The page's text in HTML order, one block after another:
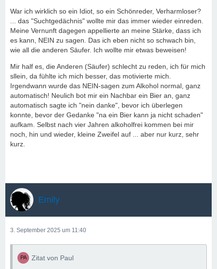
War ich wirklich so ein Idiot, so ein Schönreder, Verharmloser?
... das "Suchtgedächnis" wollte mir das immer wieder einreden.
Meine Vernunft dagegen appellierte an meine Stärke, dass ich
es kann, NEIN zu sagen. Das ich eben nicht so schwach bin,
wie all die anderen Säufer. Ich wollte mir etwas beweisen!
Mir half es, die Anderen (Säufer) schlecht zu reden, ich für mich
sllein, da fühlte ich mich besser, das motivierte mich.
Irgendwann wurde das NEIN-sagen zum Alkohol normal, ganz
automatisch! Neulich bot mir ein Nachbar ein Bier an, ganz
automatisch sagte ich "nein danke", bevor ich überlegen
konnte, bevor der Gedanke "na ein Bier kann ja nicht schaden"
aufkam. Selbst nach vier Jahren alkoholfrei kommen bei mir
noch, hin und wieder, kleine Zweifel auf ... aber nur kurz, sehr
kurz.
Emily
3. September 2025 um 11:40
Zitat von Paul